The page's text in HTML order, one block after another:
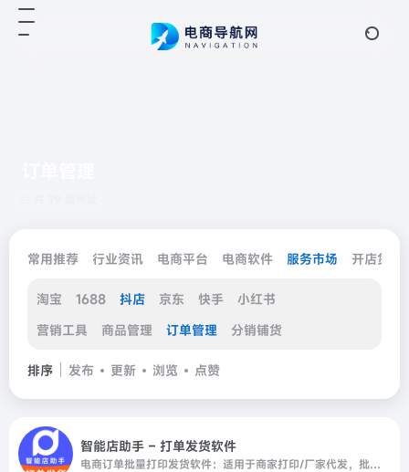
常用推荐 行业资讯 电商平台 电商软件 服务市场 开店货源
淘宝 1688 抖店 京东 快手
小红书
营销工具
商品管理 订单管理 分销铺货
排序 发布 更新 浏览 点赞
智能店助手 – 打单发货软件
电商订单批量打印发货软件：适用于商家打印/厂家代发，批量打印发货，多店铺绑定，多店铺订单批量打印发货，多店铺聚合售后管理，订单自动同步，快递面单共享，发货单模板自定义。更稳定、更安全、更贴心、更高效。数据加密存储，安全有保障